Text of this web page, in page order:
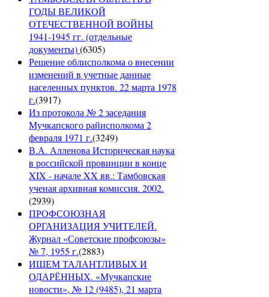
ГОДЫ ВЕЛИКОЙ
ОТЕЧЕСТВЕННОЙ ВОЙНЫ
1941-1945 гг. (отдельные
документы)(6305)
Решение облисполкома о внесении
изменений в учетные данные
населенных пунктов. 22 марта 1978
г.(3917)
Из протокола № 2 заседания
Мучкапского райисполкома 2
февраля 1971 г.(3249)
В.А. Алленова Историческая наука
в российской провинции в конце
XIX - начале XX вв.: Тамбовская
ученая архивная комиссия. 2002.
(2939)
ПРОФСОЮЗНАЯ
ОРГАНИЗАЦИЯ УЧИТЕЛЕЙ.
Журнал «Советские профсоюзы»
№ 7, 1955 г.(2883)
ИЩЕМ ТАЛАНТЛИВЫХ И
ОДАРЁННЫХ. «Мучкапские
новости», № 12 (9485), 21 марта